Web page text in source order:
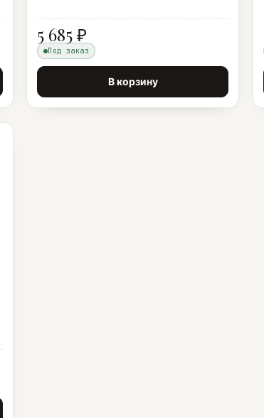
5 685 ₽
Под заказ
В корзину